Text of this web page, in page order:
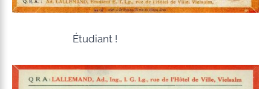
Étudiant !